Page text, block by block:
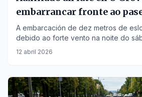
embarrancar fronte ao
A embarcación de dez metros de
debido ao forte vento na noite do
remolque ao porto.
12 abril 2026